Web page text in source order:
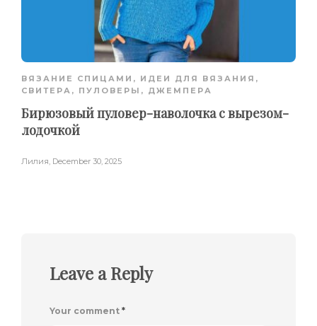
ВЯЗАНИЕ СПИЦАМИ , ИДЕИ ДЛЯ ВЯЗАНИЯ ,
СВИТЕРА, ПУЛОВЕРЫ, ДЖЕМПЕРА
Бирюзовый пуловер-наволочка с вырезом-
лодочкой
Лилия December 30, 2025
Leave a Reply
Your comment *